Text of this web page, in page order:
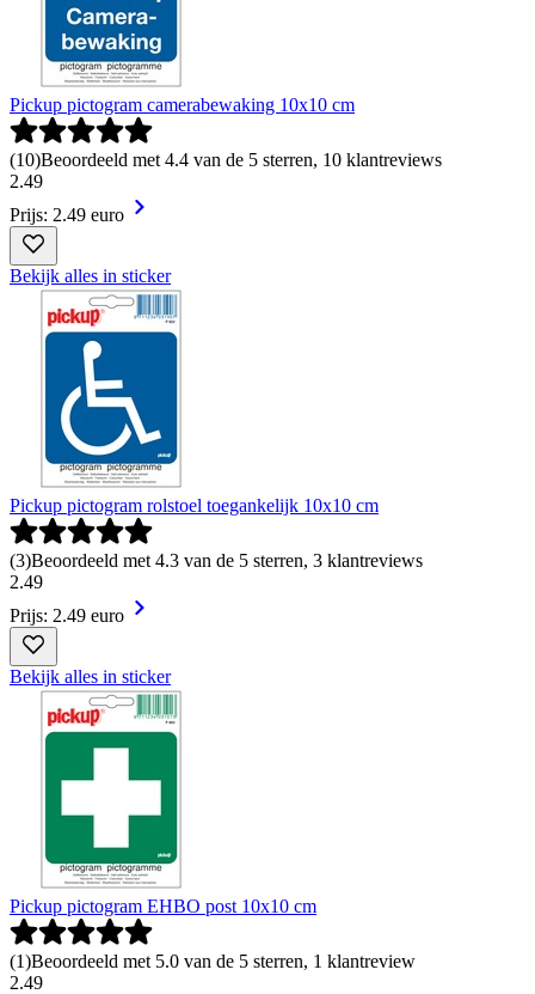
Pickup pictogram camerabewaking 10x10 cm
(10)Beoordeeld met 4.4 van de 5 sterren, 10 klantreviews
2.49
Prijs: 2.49 euro
Bekijk alles in sticker
Pickup pictogram rolstoel toegankelijk 10x10 cm
(3)Beoordeeld met 4.3 van de 5 sterren, 3 klantreviews
2.49
Prijs: 2.49 euro
Bekijk alles in sticker
Pickup pictogram EHBO post 10x10 cm
(1)Beoordeeld met 5.0 van de 5 sterren, 1 klantreview
2.49